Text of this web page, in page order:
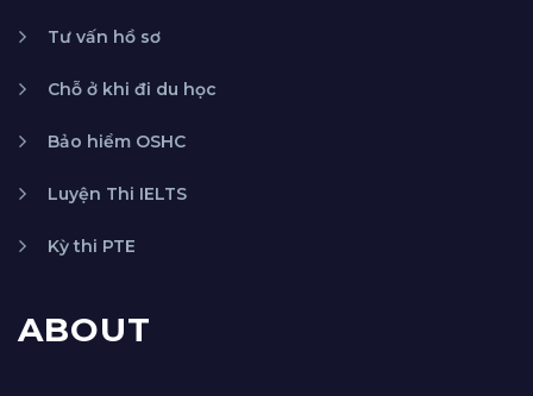
Tư vấn hồ sơ
Chỗ ở khi đi du học
Bảo hiểm OSHC
Luyện Thi IELTS
Kỳ thi PTE
ABOUT